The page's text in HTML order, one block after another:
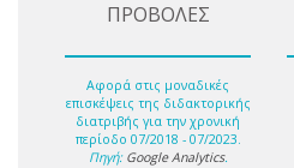
ΠΡΟΒΟΛΕΣ
Αφορά στις μοναδικές
επισκέψεις της διδακτορικής
διατριβής για την χρονική
περίοδο 07/2018 - 07/2023.
Πηγή: Google Analytics.